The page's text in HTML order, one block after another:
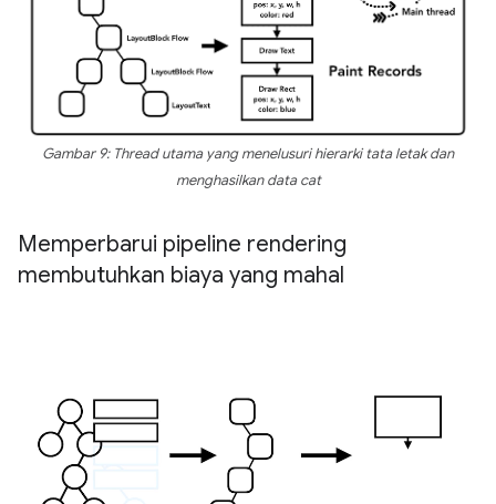
Gambar 9: Thread utama yang menelusuri hierarki tata letak dan
menghasilkan data cat
Memperbarui pipeline rendering
membutuhkan biaya yang mahal